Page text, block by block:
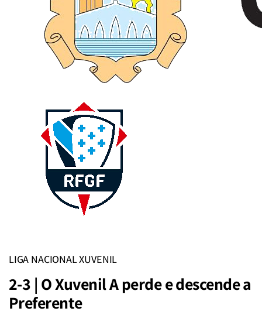
LIGA NACIONAL XUVENIL
2-3 | O Xuvenil A perde e descende a
Preferente